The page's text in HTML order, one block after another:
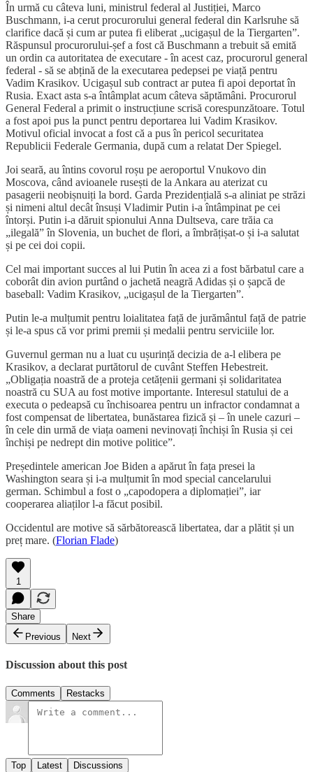
În urmă cu câteva luni, ministrul federal al Justiției, Marco
Buschmann, i-a cerut procurorului general federal din Karlsruhe să
clarifice dacă și cum ar putea fi eliberat „ucigașul de la Tiergarten”.
Răspunsul procurorului-șef a fost că Buschmann a trebuit să emită
un ordin ca autoritatea de executare - în acest caz, procurorul general
federal - să se abțină de la executarea pedepsei pe viață pentru
Vadim Krasikov. Ucigașul sub contract ar putea fi apoi deportat în
Rusia. Exact asta s-a întâmplat acum câteva săptămâni. Procurorul
General Federal a primit o instrucțiune scrisă corespunzătoare. Totul
a fost apoi pus la punct pentru deportarea lui Vadim Krasikov.
Motivul oficial invocat a fost că a pus în pericol securitatea
Republicii Federale Germania, după cum a relatat Der Spiegel.
Joi seară, au întins covorul roșu pe aeroportul Vnukovo din
Moscova, când avioanele rusești de la Ankara au aterizat cu
pasagerii neobișnuiți la bord. Garda Prezidențială s-a aliniat pe străzi
și nimeni altul decât însuși Vladimir Putin i-a întâmpinat pe cei
întorși. Putin i-a dăruit spionului Anna Dultseva, care trăia ca
„ilegală” în Slovenia, un buchet de flori, a îmbrățișat-o și i-a salutat
și pe cei doi copii.
Cel mai important succes al lui Putin în acea zi a fost bărbatul care a
coborât din avion purtând o jachetă neagră Adidas și o șapcă de
baseball: Vadim Krasikov, „ucigașul de la Tiergarten”.
Putin le-a mulțumit pentru loialitatea față de jurământul față de patrie
și le-a spus că vor primi premii și medalii pentru serviciile lor.
Guvernul german nu a luat cu ușurință decizia de a-l elibera pe
Krasikov, a declarat purtătorul de cuvânt Steffen Hebestreit.
„Obligația noastră de a proteja cetățenii germani și solidaritatea
noastră cu SUA au fost motive importante. Interesul statului de a
executa o pedeapsă cu închisoarea pentru un infractor condamnat a
fost compensat de libertatea, bunăstarea fizică și – în unele cazuri –
în cele din urmă de viața oameni nevinovați închiși în Rusia și cei
închiși pe nedrept din motive politice”.
Președintele american Joe Biden a apărut în fața presei la
Washington seara și i-a mulțumit în mod special cancelarului
german. Schimbul a fost o „capodopera a diplomației”, iar
cooperarea aliaților l-a făcut posibil.
Occidentul are motive să sărbătorească libertatea, dar a plătit și un
preț mare. (Florian Flade)
1
Share
Previous
Next
Discussion about this post
Comments Restacks
Top Latest Discussions